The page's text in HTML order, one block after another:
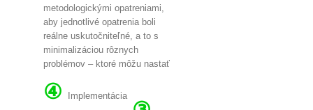
metodologickými opatreniami,
aby jednotlivé opatrenia boli
reálne uskutočniteľné, a to s
minimalizáciou rôznych
problémov – ktoré môžu nastať
④
Implementácia